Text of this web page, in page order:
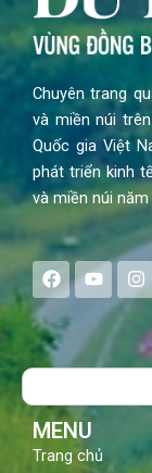
Chuyên trang
và miền núi
Quốc gia Việt
phát triển kinh
và miền núi
F
a
c
e
b
o
Y
o
u
t
u
b
I
n
s
a
g
Search
MENU
Trang chủ